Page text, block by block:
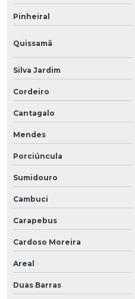
Pinheiral
Quissamã
Silva Jardim
Cordeiro
Cantagalo
Mendes
Porciúncula
Sumidouro
Cambuci
Carapebus
Cardoso Moreira
Areal
Duas Barras